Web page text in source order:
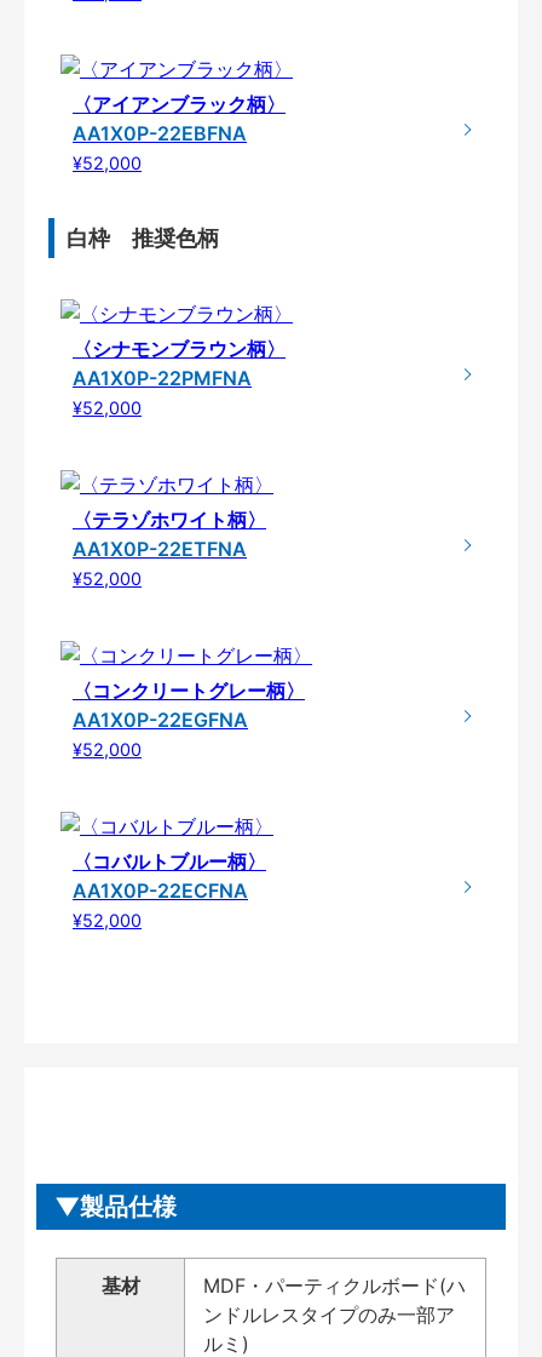
〈アイアンブラック柄〉
AA1X0P-22EBFNA
¥52,000
白枠 推奨色柄
〈シナモンブラウン柄〉
AA1X0P-22PMFNA
¥52,000
〈テラゾホワイト柄〉
AA1X0P-22ETFNA
¥52,000
〈コンクリートグレー柄〉
AA1X0P-22EGFNA
¥52,000
〈コバルトブルー柄〉
AA1X0P-22ECFNA
¥52,000
製品仕様
基材
MDF・パーティクルボード(ハ
ンドルレスタイプのみ一部ア
ルミ)